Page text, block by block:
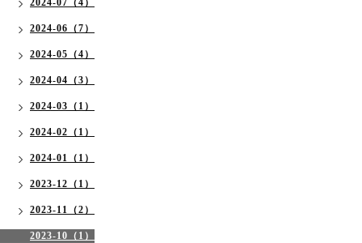
2024-07（4）
2024-06（7）
2024-05（4）
2024-04（3）
2024-03（1）
2024-02（1）
2024-01（1）
2023-12（1）
2023-11（2）
2023-10（1）